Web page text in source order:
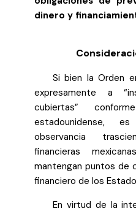
dinero y
Si bien la Orden
expresamente a
cubiertas”
estadounidense,
observancia
financieras
mantengan puntos de
financiero de los
En virtud de la